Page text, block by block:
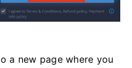
a new page where you